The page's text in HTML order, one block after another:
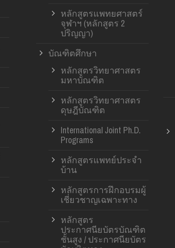
หลักสูตรแพทยศาสตร์
จุฬาฯ (หลักสูตร 2
ปริญญา)
บัณฑิตศึกษา
หลักสูตรวิทยาศาสตร
มหาบัณฑิต
หลักสูตรวิทยาศาสตร
ดุษฎีบัณฑิต
International Joint Ph.D.
Programs
หลักสูตรแพทย์ประจำ
บ้าน
หลักสูตรการฝึกอบรมผู้
เชี่ยวชาญเฉพาะทาง
หลักสูตร
ประกาศนียบัตรบัณฑิต
ชั้นสูง / ประกาศนียบัตร